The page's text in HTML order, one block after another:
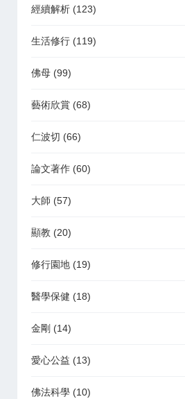
經續解析 (123)
生活修行 (119)
佛母 (99)
藝術欣賞 (68)
仁波切 (66)
論文著作 (60)
大師 (57)
顯教 (20)
修行園地 (19)
醫學保健 (18)
金剛 (14)
愛心公益 (13)
佛法科學 (10)